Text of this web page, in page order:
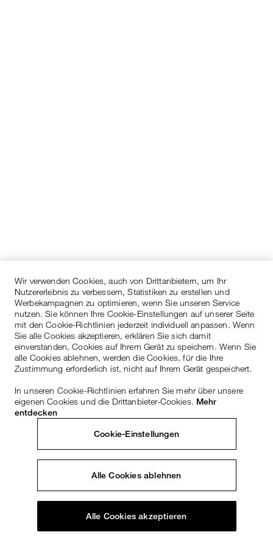
Wir verwenden Cookies, auch von Drittanbietern, um Ihr
Nutzererlebnis zu verbessern, Statistiken zu erstellen und
Werbekampagnen zu optimieren, wenn Sie unseren Service
nutzen. Sie können Ihre Cookie-Einstellungen auf unserer Seite
mit den Cookie-Richtlinien jederzeit individuell anpassen. Wenn
Sie alle Cookies akzeptieren, erklären Sie sich damit
einverstanden, Cookies auf Ihrem Gerät zu speichern. Wenn Sie
alle Cookies ablehnen, werden die Cookies, für die Ihre
Zustimmung erforderlich ist, nicht auf Ihrem Gerät gespeichert.
In unseren Cookie-Richtlinien erfahren Sie mehr über unsere
eigenen Cookies und die Drittanbieter-Cookies. Mehr
entdecken
Cookie-Einstellungen
Alle Cookies ablehnen
Alle Cookies akzeptieren